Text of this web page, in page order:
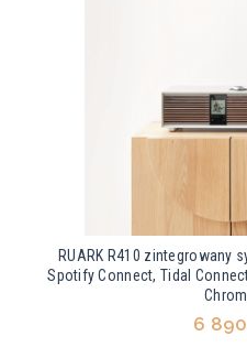
RUARK R410 zintegrowany
Spotify Connect, Tidal
6